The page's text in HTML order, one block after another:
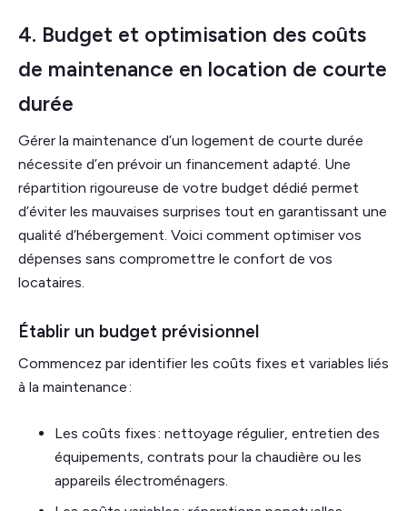
4. Budget et optimisation des coûts
de maintenance en location de courte
durée
Gérer la maintenance d’un logement de courte durée
nécessite d’en prévoir un financement adapté. Une
répartition rigoureuse de votre budget dédié permet
d’éviter les mauvaises surprises tout en garantissant une
qualité d’hébergement. Voici comment optimiser vos
dépenses sans compromettre le confort de vos
locataires.
Établir un budget prévisionnel
Commencez par identifier les coûts fixes et variables liés
à la maintenance :
Les coûts fixes : nettoyage régulier, entretien des
équipements, contrats pour la chaudière ou les
appareils électroménagers.